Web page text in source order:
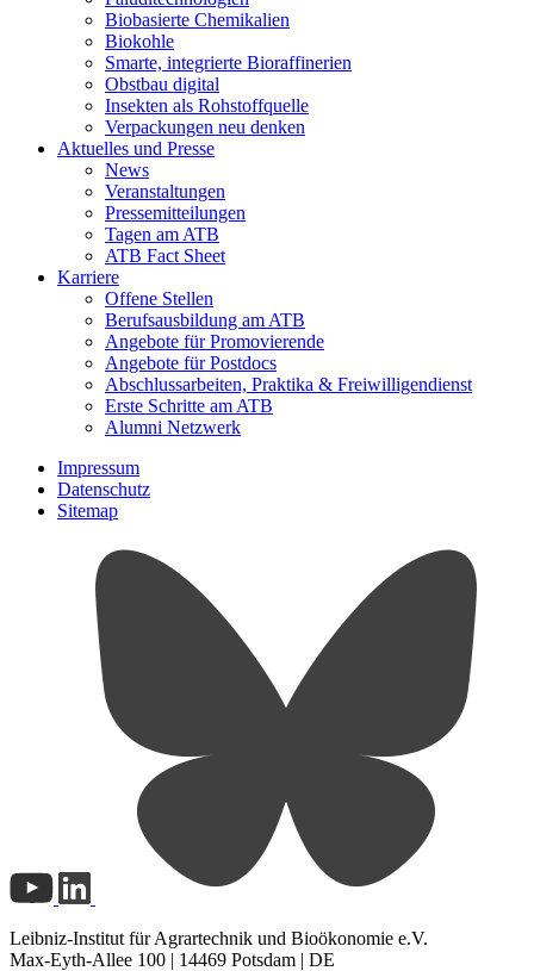
Biobasierte Chemikalien
Biokohle
Smarte, integrierte Bioraffinerien
Obstbau digital
Insekten als Rohstoffquelle
Verpackungen neu denken
Aktuelles und Presse
News
Veranstaltungen
Pressemitteilungen
Tagen am ATB
ATB Fact Sheet
Karriere
Offene Stellen
Berufsausbildung am ATB
Angebote für Promovierende
Angebote für Postdocs
Abschlussarbeiten, Praktika & Freiwilligendienst
Erste Schritte am ATB
Alumni Netzwerk
Impressum
Datenschutz
Sitemap
Leibniz-Institut für Agrartechnik und Bioökonomie e.V.
Max-Eyth-Allee 100 | 14469 Potsdam | DE